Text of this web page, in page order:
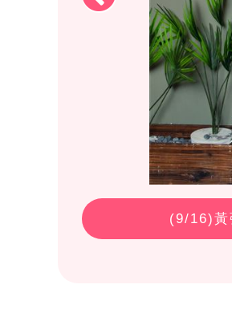
(9/16)黃